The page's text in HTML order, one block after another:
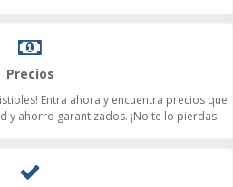
Precios
Entra ahora y encuentra precios que
y ahorro garantizados. ¡No te lo pierdas!